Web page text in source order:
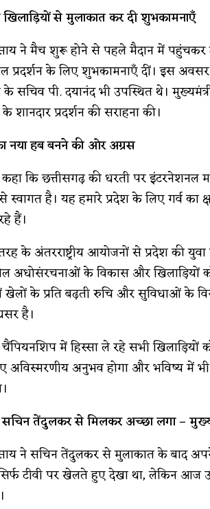
खिलाड़ियों से मुलाकात कर दी शुभकामनाएँ
ने मैच शुरू होने से पहले मैदान में पहुंचकर
प्रदर्शन के लिए शुभकामनाएँ दीं। इस
सचिव पी. दयानंद भी उपस्थित थे।
शानदार प्रदर्शन की सराहना की।
नया हब बनने की ओर अग्रस
कहा कि छत्तीसगढ़ की धरती पर
स्वागत है। यह हमारे प्रदेश के लिए गर्व
हैं।
के अंतरराष्ट्रीय आयोजनों से प्रदेश की
अधोसंरचनाओं के विकास और खिलाड़ियों
खेलों के प्रति बढ़ती रुचि और सुविधाओं के
है।
चैंपियनशिप में हिस्सा ले रहे सभी
अविस्मरणीय अनुभव होगा और भविष्य में
तेंदुलकर से मिलकर अच्छा लगा –
साय ने सचिन तेंदुलकर से मुलाकात के बाद
टीवी पर खेलते हुए देखा था, लेकिन आज